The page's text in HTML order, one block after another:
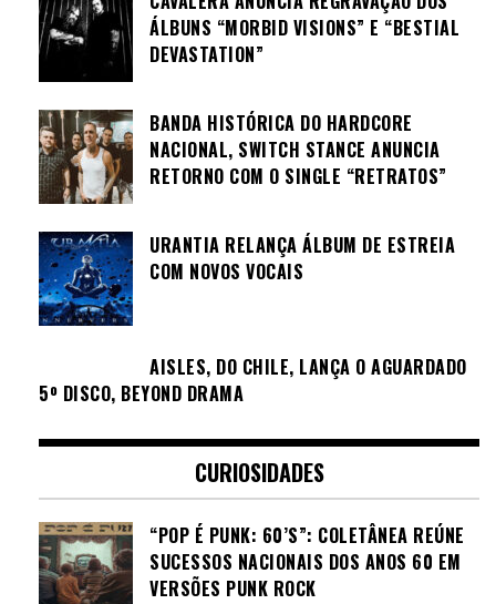
ÁLBUNS “MORBID VISIONS” E “BESTIAL
DEVASTATION”
BANDA HISTÓRICA DO HARDCORE
NACIONAL, SWITCH STANCE ANUNCIA
RETORNO COM O SINGLE “RETRATOS”
URANTIA RELANÇA ÁLBUM DE ESTREIA
COM NOVOS VOCAIS
AISLES, DO CHILE, LANÇA O AGUARDADO
5º DISCO, BEYOND DRAMA
CURIOSIDADES
“POP É PUNK: 60’S”: COLETÂNEA REÚNE
SUCESSOS NACIONAIS DOS ANOS 60 EM
VERSÕES PUNK ROCK